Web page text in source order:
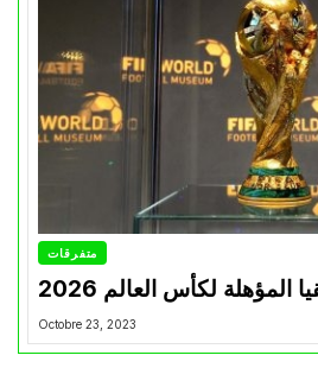
متفرقات
لكأس العالم 2026
Octobre 23, 2023